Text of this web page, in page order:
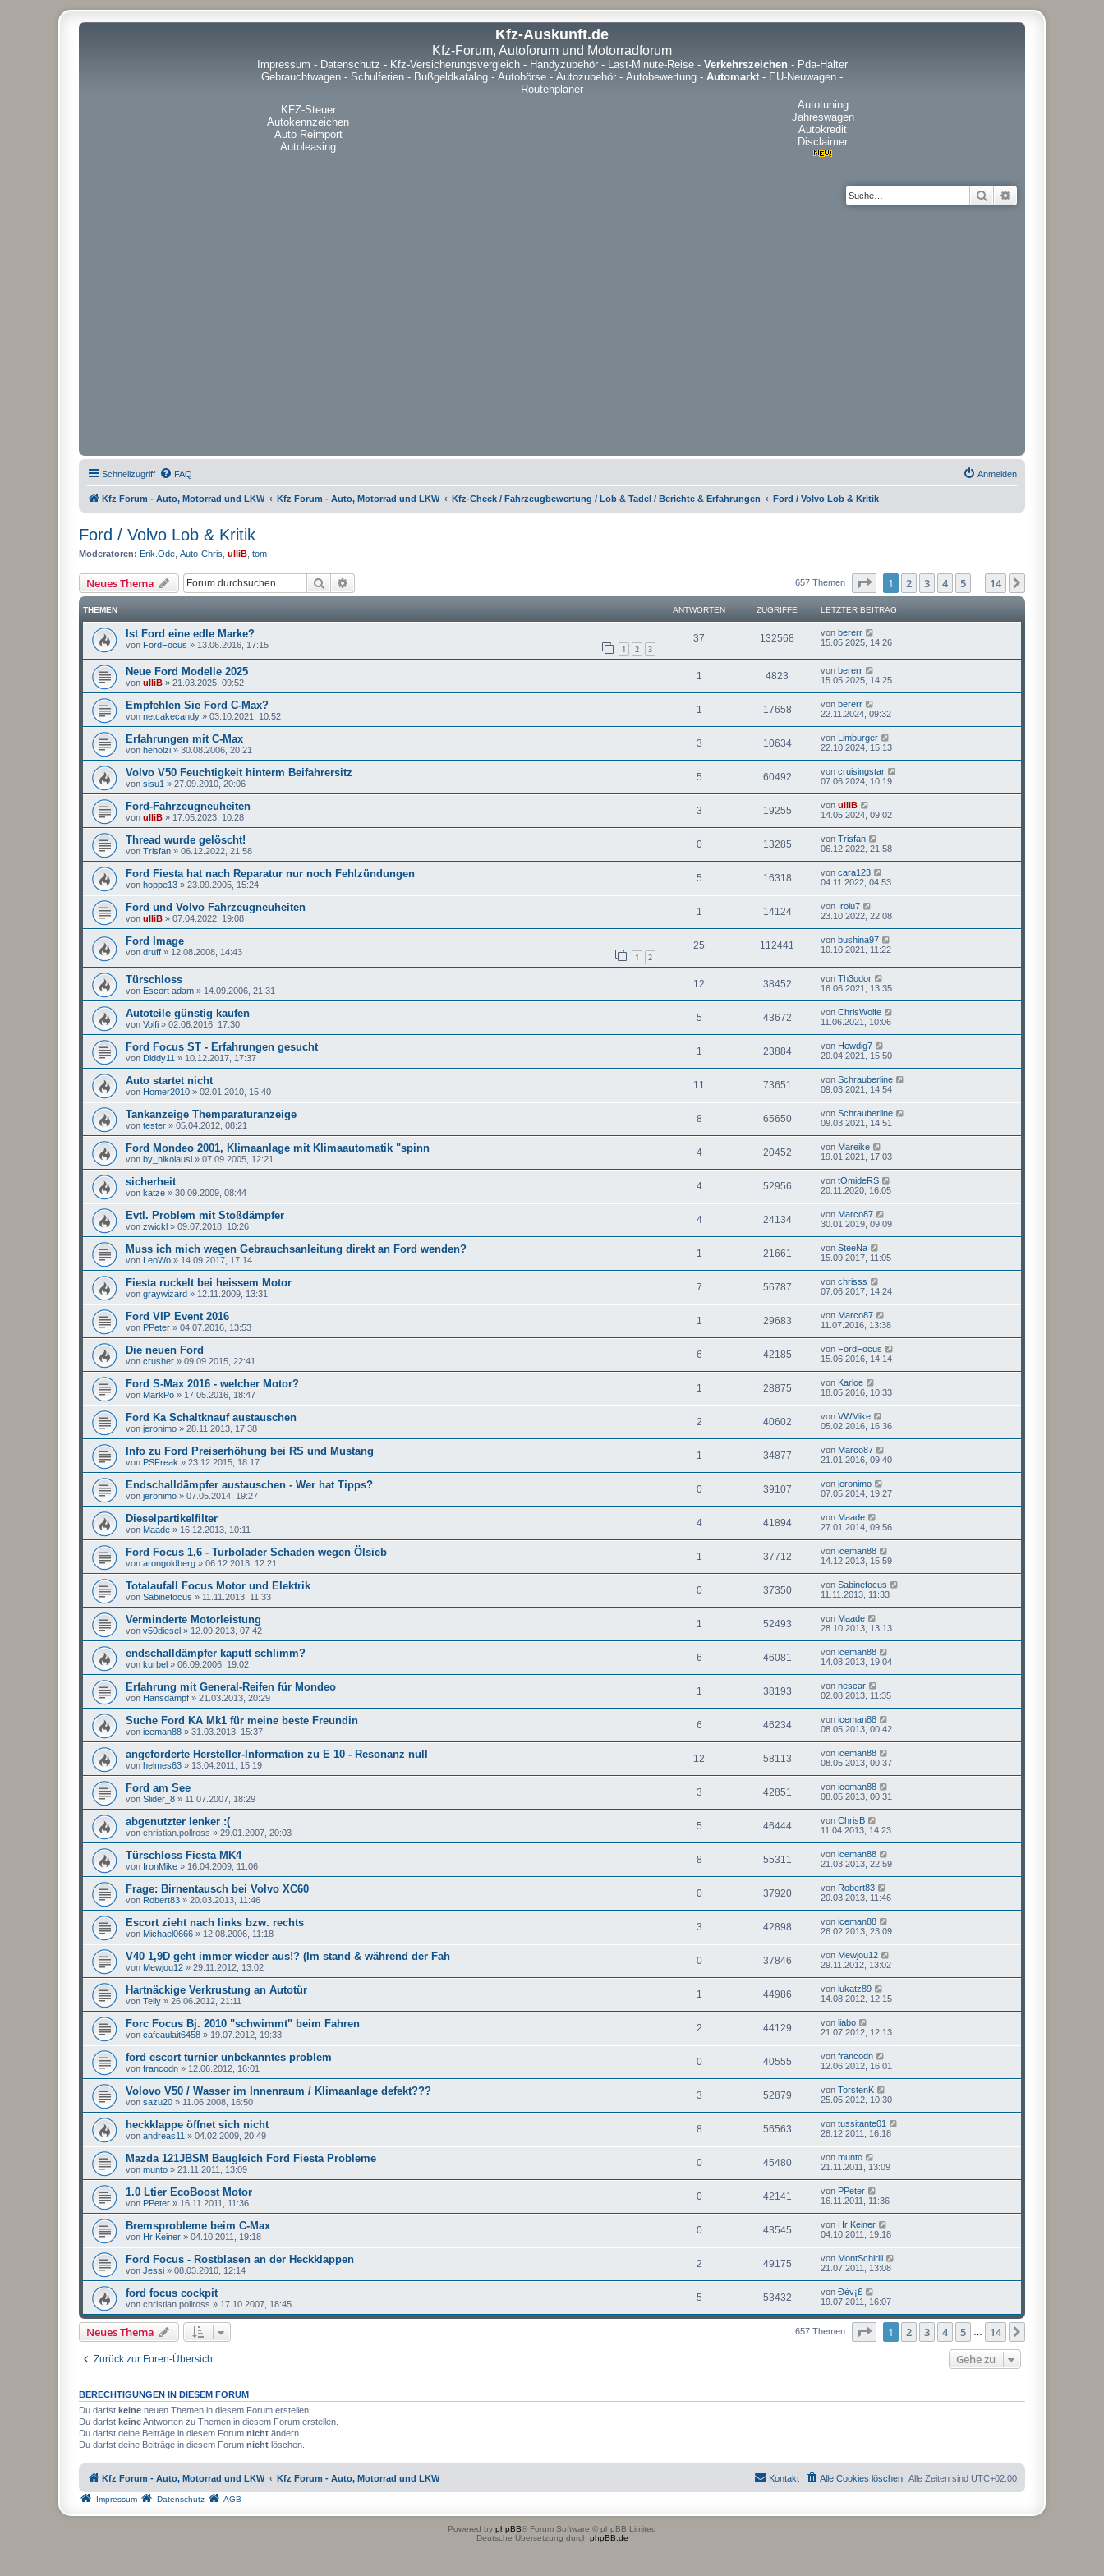
Kfz-Auskunft.de
Kfz-Forum, Autoforum und Motorradforum
Impressum - Datenschutz - Kfz-Versicherungsvergleich- Handyzubehör- Last-Minute-Reise- Verkehrszeichen- Pda-Halter
Gebrauchtwagen - Schulferien - Bußgeldkatalog - Autobörse - Autozubehör - Autobewertung - Automarkt - EU-Neuwagen -
Routenplaner
KFZ-Steuer
Autokennzeichen
Auto Reimport
Autoleasing
Autotuning
Jahreswagen
Autokredit
Disclaimer
Suche
Schnellzugriff FAQ Anmelden
Kfz Forum - Auto, Motorrad und LKW Kfz Forum - Auto, Motorrad und LKW Kfz-Check / Fahrzeugbewertung / Lob & Tadel / Berichte & Erfahrungen Ford / Volvo Lob & Kritik
Ford / Volvo Lob & Kritik
Moderatoren: Erik.Ode Auto-Chris ulliB tom
Neues Thema Suche 657 Themen Seite von14
1 2 3 4 5 14
THEMEN ANTWORTEN ZUGRIFFE LETZTER BEITRAG
Ist Ford eine edle Marke?
von FordFocus » 13.06.2016, 17:15 1 2 3
37 132568 von bererr
15.05.2025, 14:26
Neue Ford Modelle 2025
von ulliB » 21.03.2025, 09:52
1 4823 von bererr
15.05.2025, 14:25
Empfehlen Sie Ford C-Max?
von netcakecandy » 03.10.2021, 10:52
1 17658 von bererr
22.11.2024, 09:32
Erfahrungen mit C-Max
von heholzi » 30.08.2006, 20:21
3 10634 von Limburger
22.10.2024, 15:13
Volvo V50 Feuchtigkeit hinterm Beifahrersitz
von sisu1 » 27.09.2010, 20:06
5 60492 von cruisingstar
07.06.2024, 10:19
Ford-Fahrzeugneuheiten
von ulliB » 17.05.2023, 10:28
3 19255 von ulliB
14.05.2024, 09:02
Thread wurde gelöscht!
von Trisfan » 06.12.2022, 21:58
0 13285 von Trisfan
06.12.2022, 21:58
Ford Fiesta hat nach Reparatur nur noch Fehlzündungen
von hoppe13 » 23.09.2005, 15:24
5 16318 von cara123
04.11.2022, 04:53
Ford und Volvo Fahrzeugneuheiten
von ulliB » 07.04.2022, 19:08
1 14124 von Irolu7
23.10.2022, 22:08
Ford Image
von druff » 12.08.2008, 14:43 1 2
25 112441 von bushina97
10.10.2021, 11:22
Türschloss
von Escort adam » 14.09.2006, 21:31
12 38452 von Th3odor
16.06.2021, 13:35
Autoteile günstig kaufen
von Volfi » 02.06.2016, 17:30
5 43672 von ChrisWolfe
11.06.2021, 10:06
Ford Focus ST - Erfahrungen gesucht
von Diddy11 » 10.12.2017, 17:37
1 23884 von Hewdig7
20.04.2021, 15:50
Auto startet nicht
von Homer2010 » 02.01.2010, 15:40
11 73651 von Schrauberline
09.03.2021, 14:54
Tankanzeige Themparaturanzeige
von tester » 05.04.2012, 08:21
8 65650 von Schrauberline
09.03.2021, 14:51
Ford Mondeo 2001, Klimaanlage mit Klimaautomatik "spinn
von by_nikolausi » 07.09.2005, 12:21
4 20452 von Mareike
19.01.2021, 17:03
sicherheit
von katze » 30.09.2009, 08:44
4 52956 von tOmideRS
20.11.2020, 16:05
Evtl. Problem mit Stoßdämpfer
von zwickl » 09.07.2018, 10:26
4 24134 von Marco87
30.01.2019, 09:09
Muss ich mich wegen Gebrauchsanleitung direkt an Ford wenden?
von LeoWo » 14.09.2017, 17:14
1 21661 von SteeNa
15.09.2017, 11:05
Fiesta ruckelt bei heissem Motor
von graywizard » 12.11.2009, 13:31
7 56787 von chrisss
07.06.2017, 14:24
Ford VIP Event 2016
von PPeter » 04.07.2016, 13:53
1 29683 von Marco87
11.07.2016, 13:38
Die neuen Ford
von crusher » 09.09.2015, 22:41
6 42185 von FordFocus
15.06.2016, 14:14
Ford S-Max 2016 - welcher Motor?
von MarkPo » 17.05.2016, 18:47
1 28875 von Karloe
18.05.2016, 10:33
Ford Ka Schaltknauf austauschen
von jeronimo » 28.11.2013, 17:38
2 40602 von VWMike
05.02.2016, 16:36
Info zu Ford Preiserhöhung bei RS und Mustang
von PSFreak » 23.12.2015, 18:17
1 34877 von Marco87
21.01.2016, 09:40
Endschalldämpfer austauschen - Wer hat Tipps?
von jeronimo » 07.05.2014, 19:27
0 39107 von jeronimo
07.05.2014, 19:27
Dieselpartikelfilter
von Maade » 16.12.2013, 10:11
4 41894 von Maade
27.01.2014, 09:56
Ford Focus 1,6 - Turbolader Schaden wegen Ölsieb
von arongoldberg » 06.12.2013, 12:21
1 37712 von iceman88
14.12.2013, 15:59
Totalaufall Focus Motor und Elektrik
von Sabinefocus » 11.11.2013, 11:33
0 37350 von Sabinefocus
11.11.2013, 11:33
Verminderte Motorleistung
von v50diesel » 12.09.2013, 07:42
1 52493 von Maade
28.10.2013, 13:13
endschalldämpfer kaputt schlimm?
von kurbel » 06.09.2006, 19:02
6 46081 von iceman88
14.08.2013, 19:04
Erfahrung mit General-Reifen für Mondeo
von Hansdampf » 21.03.2013, 20:29
1 38193 von nescar
02.08.2013, 11:35
Suche Ford KA Mk1 für meine beste Freundin
von iceman88 » 31.03.2013, 15:37
6 46234 von iceman88
08.05.2013, 00:42
angeforderte Hersteller-Information zu E 10 - Resonanz null
von helmes63 » 13.04.2011, 15:19
12 58113 von iceman88
08.05.2013, 00:37
Ford am See
von Slider_8 » 11.07.2007, 18:29
3 42851 von iceman88
08.05.2013, 00:31
abgenutzter lenker :(
von christian.pollross » 29.01.2007, 20:03
5 46444 von ChrisB
11.04.2013, 14:23
Türschloss Fiesta MK4
von IronMike » 16.04.2009, 11:06
8 55311 von iceman88
21.03.2013, 22:59
Frage: Birnentausch bei Volvo XC60
von Robert83 » 20.03.2013, 11:46
0 37920 von Robert83
20.03.2013, 11:46
Escort zieht nach links bzw. rechts
von Michael0666 » 12.08.2006, 11:18
3 42898 von iceman88
26.02.2013, 23:09
V40 1,9D geht immer wieder aus!? (Im stand & während der Fah
von Mewjou12 » 29.11.2012, 13:02
0 37846 von Mewjou12
29.11.2012, 13:02
Hartnäckige Verkrustung an Autotür
von Telly » 26.06.2012, 21:11
1 44986 von lukatz89
14.08.2012, 12:15
Forc Focus Bj. 2010 "schwimmt" beim Fahren
von cafeaulait6458 » 19.07.2012, 19:33
2 44129 von liabo
21.07.2012, 12:13
ford escort turnier unbekanntes problem
von francodn » 12.06.2012, 16:01
0 40555 von francodn
12.06.2012, 16:01
Volovo V50 / Wasser im Innenraum / Klimaanlage defekt???
von sazu20 » 11.06.2008, 16:50
3 52879 von TorstenK
25.05.2012, 10:30
heckklappe öffnet sich nicht
von andreas11 » 04.02.2009, 20:49
8 56563 von tussitante01
28.12.2011, 16:18
Mazda 121JBSM Baugleich Ford Fiesta Probleme
von munto » 21.11.2011, 13:09
0 45480 von munto
21.11.2011, 13:09
1.0 Ltier EcoBoost Motor
von PPeter » 16.11.2011, 11:36
0 42141 von PPeter
16.11.2011, 11:36
Bremsprobleme beim C-Max
von Hr Keiner » 04.10.2011, 19:18
0 43545 von Hr Keiner
04.10.2011, 19:18
Ford Focus - Rostblasen an der Heckklappen
von Jessi » 08.03.2010, 12:14
2 49175 von MontSchiriii
21.07.2011, 13:08
ford focus cockpit
von christian.pollross » 17.10.2007, 18:45
5 53432 von Ðèv¡£
19.07.2011, 16:07
Neues Thema 657 Themen Seite von14
1 2 3 4 5 14
Zurück zur Foren-Übersicht Gehe zu
BERECHTIGUNGEN IN DIESEM FORUM
Du darfst keine neuen Themen in diesem Forum erstellen.
Du darfst keineAntworten zu Themen in diesem Forum erstellen.
Du darfst deine Beiträge in diesem Forum nicht ändern.
Du darfst deine Beiträge in diesem Forum nicht löschen.
Kfz Forum - Auto, Motorrad und LKW Kfz Forum - Auto, Motorrad und LKW Alle Zeiten sind UTC+02:00
Alle Cookies löschen
Kontakt
Impressum Datenschutz AGB
Powered by phpBB® Forum Software © phpBB Limited
Deutsche Übersetzung durch phpBB.de